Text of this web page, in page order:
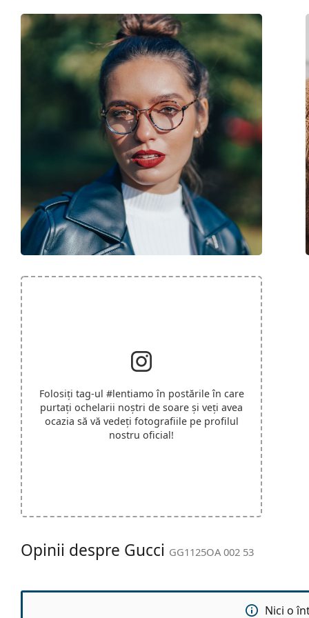
Folosiți tag-ul #lentiamo în postările în care
purtați ochelarii noștri de soare și veți avea
ocazia să vă vedeți fotografiile pe profilul
nostru oficial!
Opinii despre Gucci GG1125OA 002 53
Nici o